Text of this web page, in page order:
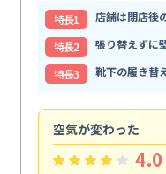
特⻑1
店舗は閉店後
特⻑2
張り替えずに
特⻑3
靴下の履き替
空気が変わった
4.0